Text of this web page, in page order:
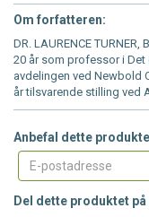
Om forfatteren:
DR. LAURENCE
20 år som professor i
avdelingen ved Newbold
år tilsvarende stilling ved
Anbefal dette
Del dette produktet